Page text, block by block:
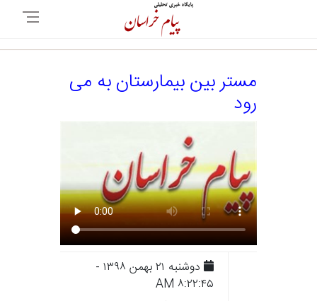
مستر بین بیمارستان به می
رود
دوشنبه ۲۱ بهمن ۱۳۹۸ -
۸:۲۲:۴۵ AM